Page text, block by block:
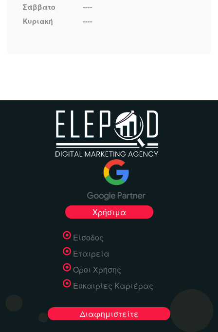
Σάββατο
----
Κυριακή
----
Χρήσιμα
Είσοδος
Εταιρεία
Όροι Χρήσης
Ευκαιρίες Καριέρας
Διαφημιστείτε